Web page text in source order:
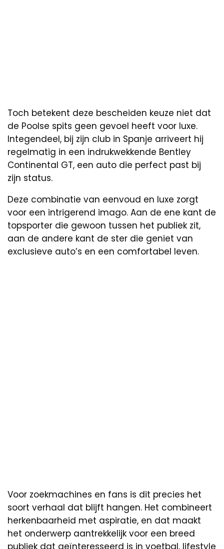
Toch betekent deze bescheiden keuze niet dat
de Poolse spits geen gevoel heeft voor luxe.
Integendeel, bij zijn club in Spanje arriveert hij
regelmatig in een indrukwekkende Bentley
Continental GT, een auto die perfect past bij
zijn status.
Deze combinatie van eenvoud en luxe zorgt
voor een intrigerend imago. Aan de ene kant de
topsporter die gewoon tussen het publiek zit,
aan de andere kant de ster die geniet van
exclusieve auto’s en een comfortabel leven.
Voor zoekmachines en fans is dit precies het
soort verhaal dat blijft hangen. Het combineert
herkenbaarheid met aspiratie, en dat maakt
het onderwerp aantrekkelijk voor een breed
publiek dat geïnteresseerd is in voetbal, lifestyle